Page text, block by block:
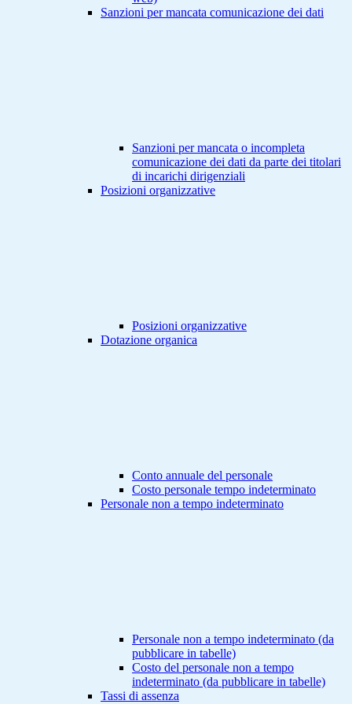
Sanzioni per mancata comunicazione dei dati
Sanzioni per mancata o incompleta
comunicazione dei dati da parte dei titolari
di incarichi dirigenziali
Posizioni organizzative
Posizioni organizzative
Dotazione organica
Conto annuale del personale
Costo personale tempo indeterminato
Personale non a tempo indeterminato
Personale non a tempo indeterminato (da
pubblicare in tabelle)
Costo del personale non a tempo
indeterminato (da pubblicare in tabelle)
Tassi di assenza